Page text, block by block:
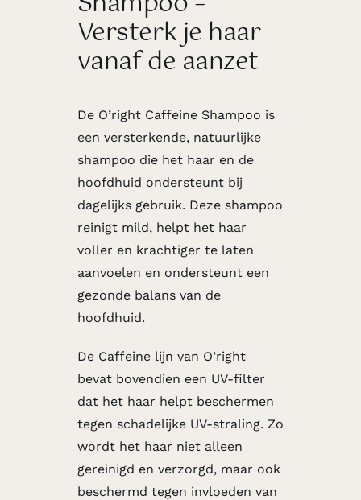
Versterk je haar
vanaf de aanzet
De O’right Caffeine Shampoo is
een versterkende, natuurlijke
shampoo die het haar en de
hoofdhuid ondersteunt bij
dagelijks gebruik. Deze shampoo
reinigt mild, helpt het haar
voller en krachtiger te laten
aanvoelen en ondersteunt een
gezonde balans van de
hoofdhuid.
De Caffeine lijn van O’right
bevat bovendien een UV-filter
dat het haar helpt beschermen
tegen schadelijke UV-straling. Zo
wordt het haar niet alleen
gereinigd en verzorgd, maar ook
beschermd tegen invloeden van